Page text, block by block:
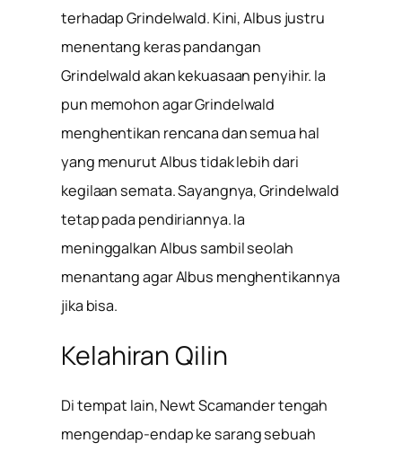
terhadap Grindelwald. Kini, Albus justru
menentang keras pandangan
Grindelwald akan kekuasaan penyihir. Ia
pun memohon agar Grindelwald
menghentikan rencana dan semua hal
yang menurut Albus tidak lebih dari
kegilaan semata. Sayangnya, Grindelwald
tetap pada pendiriannya. Ia
meninggalkan Albus sambil seolah
menantang agar Albus menghentikannya
jika bisa.
Kelahiran Qilin
Di tempat lain, Newt Scamander tengah
mengendap-endap ke sarang sebuah